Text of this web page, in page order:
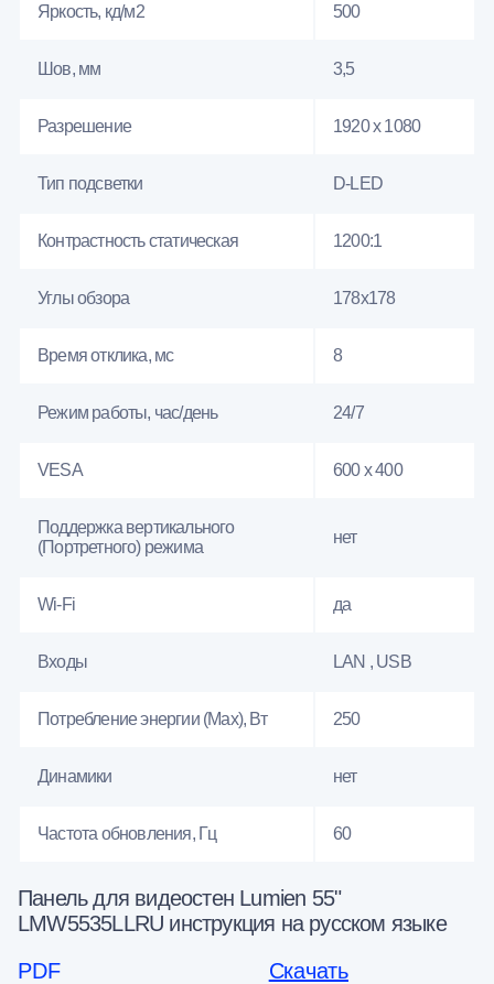
Яркость, кд/м2 500
Шов, мм 3,5
Разрешение 1920 x 1080
Тип подсветки D-LED
Контрастность статическая 1200:1
Углы обзора 178x178
Время отклика, мс 8
Режим работы, час/день 24/7
VESA 600 x 400
Поддержка вертикального
(Портретного) режима
нет
Wi-Fi да
Входы LAN , USB
Потребление энергии (Max), Вт 250
Динамики нет
Частота обновления, Гц 60
Панель для видеостен Lumien 55"
LMW5535LLRU инструкция на русском языке
PDF
Скачать